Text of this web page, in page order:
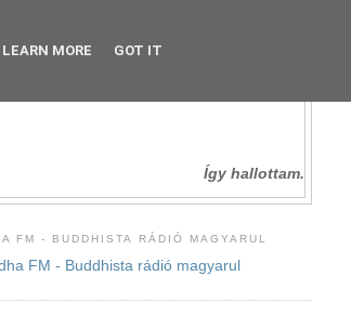
Így hallottam.
FM - BUDDHISTA RÁDIÓ MAGYARUL
LEARN MORE GOT IT